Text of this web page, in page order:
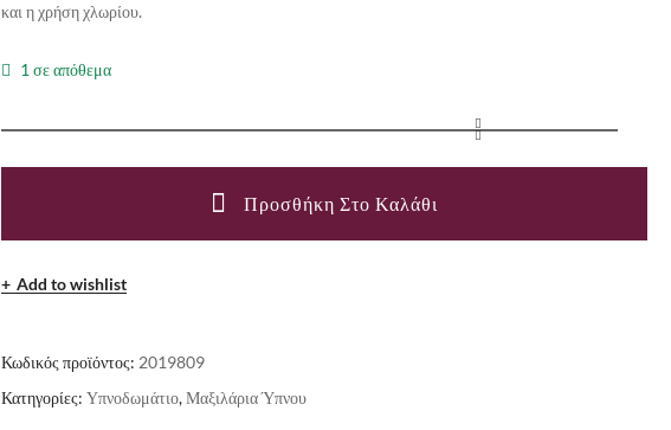
και η χρήση χλωρίου.
1 σε απόθεμα
Προσθήκη Στο Καλάθι
Add to wishlist
Κωδικός προϊόντος: 2019809
Κατηγορίες: Υπνοδωμάτιο,Μαξιλάρια Ύπνου